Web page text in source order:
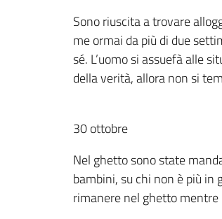
Sono riuscita a trovare
me ormai da più di due
sé. L’uomo si assuefà alle
della verità, allora non si
30 ottobre
Nel ghetto sono state
bambini, su chi non è più
rimanere nel ghetto